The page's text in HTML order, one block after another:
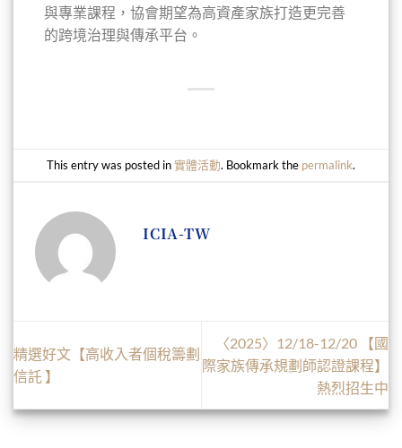
與專業課程，協會期望為高資產家族打造更完善
的跨境治理與傳承平台。
This entry was posted in實體活動. Bookmark the permalink.
ICIA-TW
精選好文【高收入者個稅籌劃
信託 】
〈2025〉12/18-12/20 【國
際家族傳承規劃師認證課程】
熱烈招生中